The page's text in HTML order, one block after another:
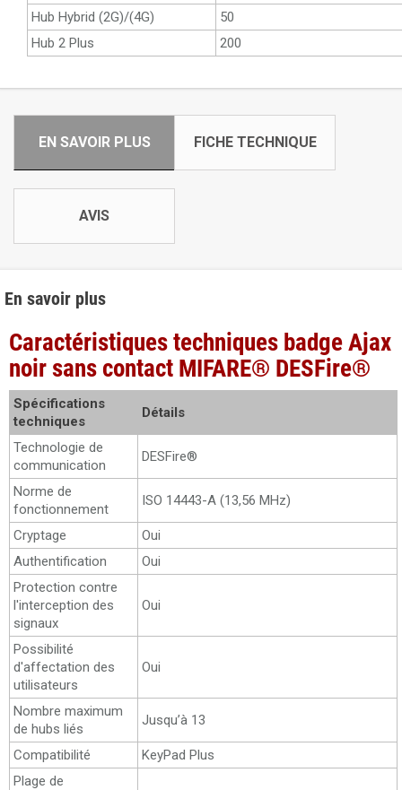
Hub Hybrid (2G)/(4G)
50
Hub 2 Plus
200
EN SAVOIR PLUS FICHE TECHNIQUE
AVIS
En savoir plus
Caractéristiques techniques badge Ajax
noir sans contact MIFARE® DESFire®
Spécifications
techniques
Détails
Technologie de
communication
DESFire®
Norme de
fonctionnement
ISO 14443-А (13,56 MHz)
Cryptage
Oui
Authentification
Oui
Protection contre
l'interception des
signaux
Oui
Possibilité
d'affectation des
utilisateurs
Oui
Nombre maximum
de hubs liés
Jusqu’à 13
Compatibilité
KeyPad Plus
Plage de